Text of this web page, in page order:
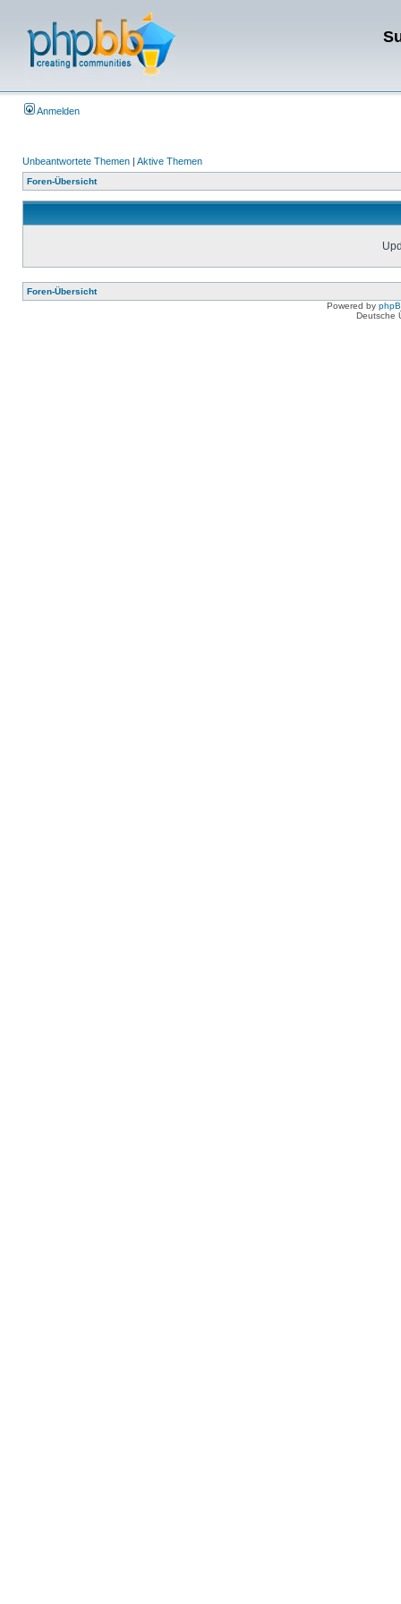
Anmelden
Unbeantwortete Themen | Aktive Themen
Foren-Übersicht
Foren-Übersicht
Powered by
Deutsche